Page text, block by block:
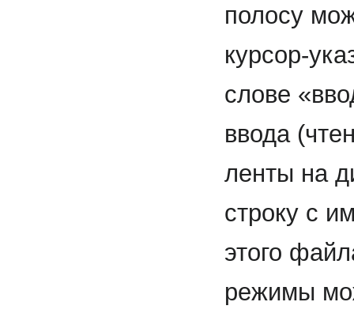
полосу
курсор-
слове
ввода
ленты на
строку с
этого
режимы